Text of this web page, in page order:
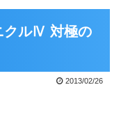
クルⅣ 対極の
2013/02/26